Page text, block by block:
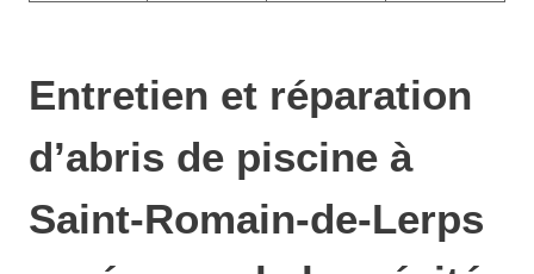
Entretien et réparation
d’abris de piscine à
Saint-Romain-de-Lerps